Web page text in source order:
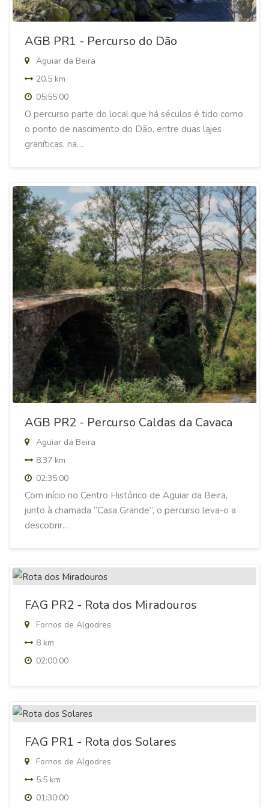
AGB PR1 - Percurso do Dão
Aguiar da Beira
20.5 km
05:55:00
O percurso parte do local que há séculos é tido como
o ponto de nascimento do Dão, entre duas lajes
graníticas, na…
AGB PR2 - Percurso Caldas da Cavaca
Aguiar da Beira
8.37 km
02:35:00
Com início no Centro Histórico de Aguiar da Beira,
junto à chamada “Casa Grande”, o percurso leva-o a
descobrir…
FAG PR2 - Rota dos Miradouros
Fornos de Algodres
8 km
02:00:00
FAG PR1 - Rota dos Solares
Fornos de Algodres
5.5 km
01:30:00